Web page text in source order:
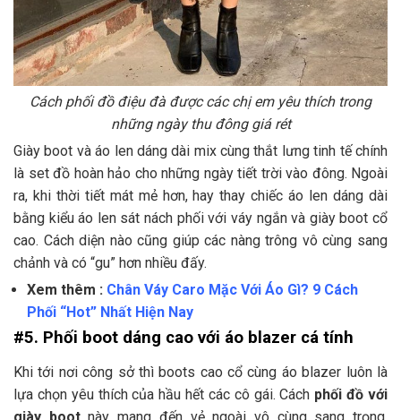
Cách phối đồ điệu đà được các chị em yêu thích trong
những ngày thu đông giá rét
Giày boot và áo len dáng dài mix cùng thắt lưng tinh tế chính
là set đồ hoàn hảo cho những ngày tiết trời vào đông. Ngoài
ra, khi thời tiết mát mẻ hơn, hay thay chiếc áo len dáng dài
bằng kiểu áo len sát nách phối với váy ngắn và giày boot cổ
cao. Cách diện nào cũng giúp các nàng trông vô cùng sang
chảnh và có “gu” hơn nhiều đấy.
Xem thêm : Chân Váy Caro Mặc Với Áo Gì? 9 Cách
Phối “Hot” Nhất Hiện Nay
#5. Phối boot dáng cao với áo blazer cá tính
Khi tới nơi công sở thì boots cao cổ cùng áo blazer luôn là
lựa chọn yêu thích của hầu hết các cô gái. Cách phối đồ với